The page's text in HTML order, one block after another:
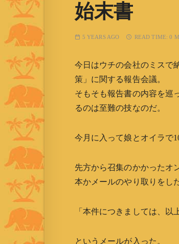
始末書
5 YEARS AGO READ TIME:0
今日はウチの会社のミスで
策」に関する報告会議。
そもそも報告書の内容を巡
るのは至難の技なのだ。
今月に入って娘とオイラで
先方から召集のかかったオ
本かメールのやり取りをし
「本件につきましては、以
というメールが入った。